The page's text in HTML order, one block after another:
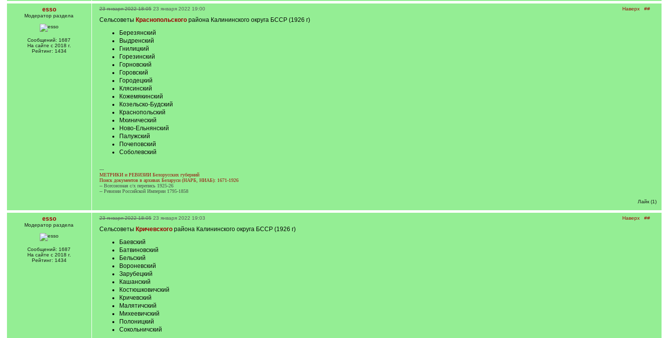
esso
Модератор раздела
Сообщений: 1687
На сайте с 2018 г.
Рейтинг: 1434
Наверх ##
23 января 2022 18:05 23 января 2022 19:00
Сельсоветы Краснопольскогорайона Калининского округа БССР (1926 г)
Березянский
Выдренский
Гнилицкий
Горезинский
Горновский
Горовский
Городецкий
Клясинский
Кожемякинский
Козельско-Будский
Краснопольский
Мхинический
Ново-Ельнянский
Палужский
Почеповский
Соболевский
---
МЕТРИКИ и РЕВИЗИИ Белорусских губерний
Поиск документов в архивах Беларуси (НАРБ, НИАБ): 1671-1926
-- Всесоюзная с/х перепись 1925-26
-- Ревизии Российской Империи 1795-1858
Лайк (1)
esso
Модератор раздела
Сообщений: 1687
На сайте с 2018 г.
Рейтинг: 1434
Наверх ##
23 января 2022 18:05 23 января 2022 19:03
Сельсоветы Кричевскогорайона Калининского округа БССР (1926 г)
Баевский
Батвиновский
Бельский
Вороневский
Зарубецкий
Кашанский
Костюшковичский
Кричевский
Малятичский
Михеевичский
Полоницкий
Сокольничский